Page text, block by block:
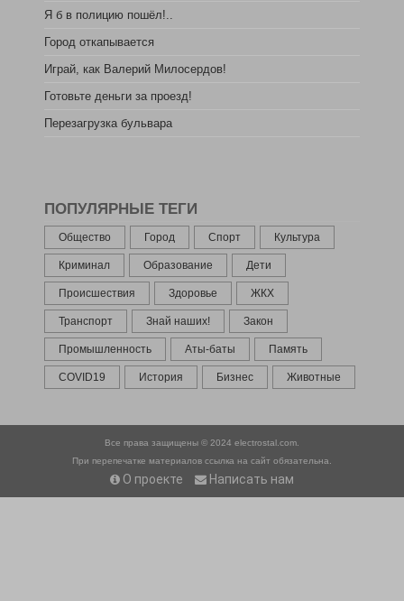
Я б в полицию пошёл!..
Город откапывается
Играй, как Валерий Милосердов!
Готовьте деньги за проезд!
Перезагрузка бульвара
ПОПУЛЯРНЫЕ ТЕГИ
Общество Город Спорт Культура
Криминал Образование Дети
Происшествия Здоровье ЖКХ
Транспорт Знай наших! Закон
Промышленность Аты-баты Память
COVID19 История Бизнес Животные
Все права защищены © 2024 electrostal.com.
При перепечатке материалов ссылка на сайт обязательна.
О проекте Написать нам